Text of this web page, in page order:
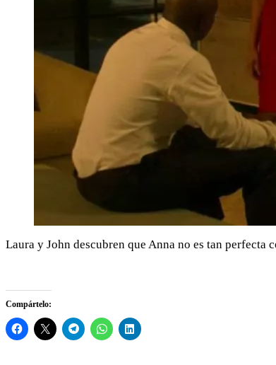
Laura y John descubren que Anna no es tan perfecta
Compártelo: